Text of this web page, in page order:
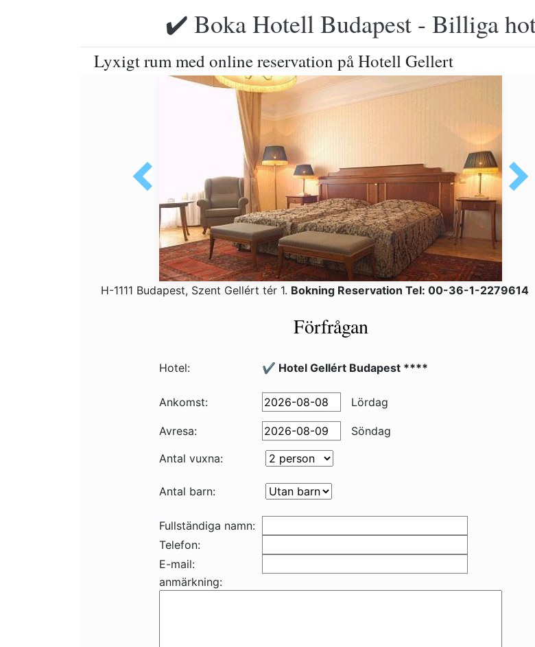
✔️ Boka Hotell Budapest - Billiga
Lyxigt rum med online reservation på Hotell Gellert
H-1111 Budapest, Szent Gellért tér 1. Bokning Reservation Tel: 00-36-1-2279614
Förfrågan
Hotel: ✔️ Hotel Gellért Budapest ****
Ankomst: Lördag
Avresa:
Söndag
Antal vuxna:
Antal barn:
Fullständiga namn:
Telefon:
E-mail:
anmärkning: